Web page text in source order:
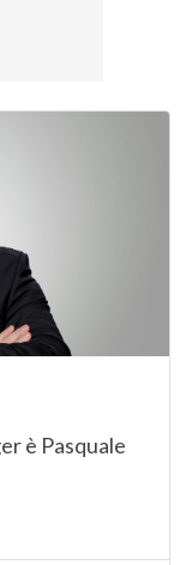
è Pasquale